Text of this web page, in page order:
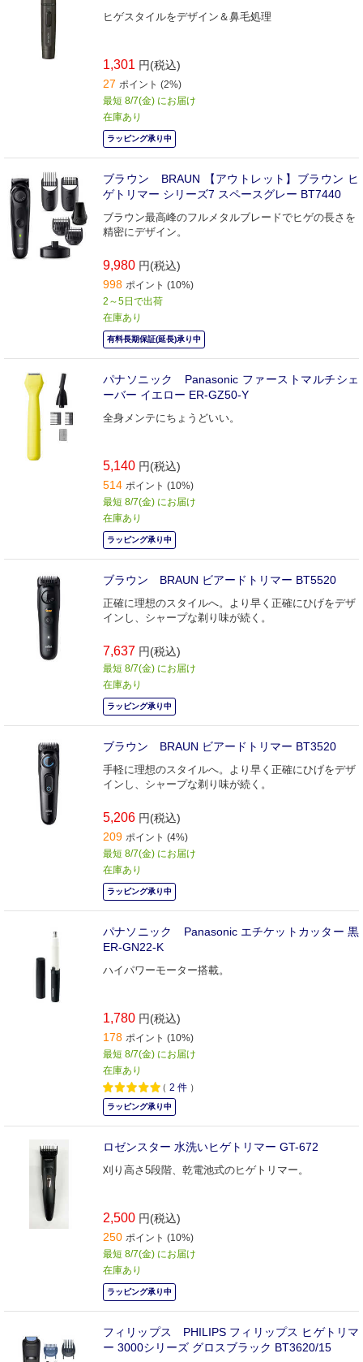
ヒゲスタイルをデザイン＆鼻毛処理
1,301 円(税込)
27 ポイント (2%)
最短 8/7(金) にお届け
在庫あり
ラッピング承り中
ブラウン BRAUN 【アウトレット】ブラウン ヒ
ゲトリマー シリーズ7 スペースグレー BT7440
ブラウン最高峰のフルメタルブレードでヒゲの長さを
精密にデザイン。
9,980 円(税込)
998 ポイント (10%)
2～5日で出荷
在庫あり
有料長期保証(延長)承り中
パナソニック Panasonic ファーストマルチシェ
ーバー イエロー ER-GZ50-Y
全身メンテにちょうどいい。
5,140 円(税込)
514 ポイント (10%)
最短 8/7(金) にお届け
在庫あり
ラッピング承り中
ブラウン BRAUN ビアードトリマー BT5520
正確に理想のスタイルへ。より早く正確にひげをデザ
インし、シャープな剃り味が続く。
7,637 円(税込)
最短 8/7(金) にお届け
在庫あり
ラッピング承り中
ブラウン BRAUN ビアードトリマー BT3520
手軽に理想のスタイルへ。より早く正確にひげをデザ
インし、シャープな剃り味が続く。
5,206 円(税込)
209 ポイント (4%)
最短 8/7(金) にお届け
在庫あり
ラッピング承り中
パナソニック Panasonic エチケットカッター 黒
ER-GN22-K
ハイパワーモーター搭載。
1,780 円(税込)
178 ポイント (10%)
最短 8/7(金) にお届け
在庫あり
（ 2 件 ）
ラッピング承り中
ロゼンスター 水洗いヒゲトリマー GT-672
刈り高さ5段階、乾電池式のヒゲトリマー。
2,500 円(税込)
250 ポイント (10%)
最短 8/7(金) にお届け
在庫あり
ラッピング承り中
フィリップス PHILIPS フィリップス ヒゲトリマ
ー 3000シリーズ グロスブラック BT3620/15